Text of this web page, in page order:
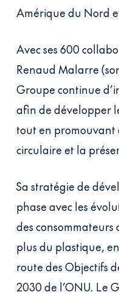
Amérique du Nord
Avec ses 600
Renaud Malarre
Groupe continue
afin de développer
tout en promouvant
circulaire et la
Sa stratégie de
phase avec les
des consommateurs
plus du plastique,
route des Objectifs
2030 de l’ONU. Le